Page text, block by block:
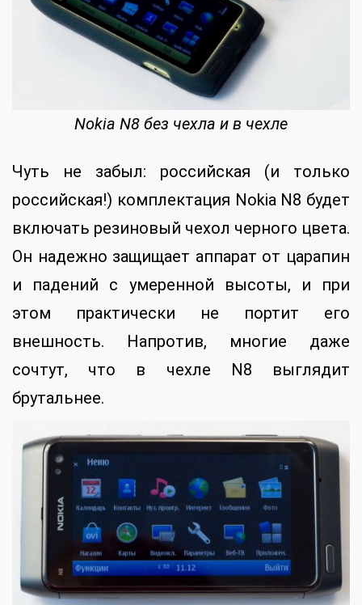
Nokia N8 без чехла и в чехле
Чуть не забыл: российская (и только
российская!) комплектация Nokia N8 будет
включать резиновый чехол черного цвета.
Он надежно защищает аппарат от царапин
и падений с умеренной высоты, и при
этом практически не портит его
внешность. Напротив, многие даже
сочтут, что в чехле N8 выглядит
брутальнее.